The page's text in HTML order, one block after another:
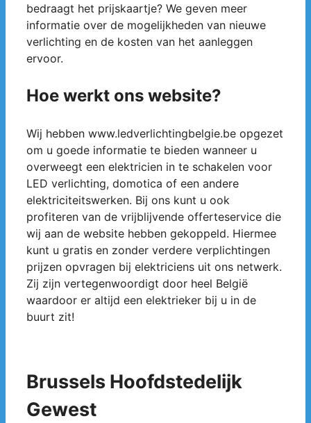
bedraagt het prijskaartje? We geven meer
informatie over de mogelijkheden van nieuwe
verlichting en de kosten van het aanleggen
ervoor.
Hoe werkt ons website?
Wij hebben www.ledverlichtingbelgie.be opgezet
om u goede informatie te bieden wanneer u
overweegt een elektricien in te schakelen voor
LED verlichting, domotica of een andere
elektriciteitswerken. Bij ons kunt u ook
profiteren van de vrijblijvende offerteservice die
wij aan de website hebben gekoppeld. Hiermee
kunt u gratis en zonder verdere verplichtingen
prijzen opvragen bij elektriciens uit ons netwerk.
Zij zijn vertegenwoordigt door heel België
waardoor er altijd een elektrieker bij u in de
buurt zit!
Brussels Hoofdstedelijk
Gewest